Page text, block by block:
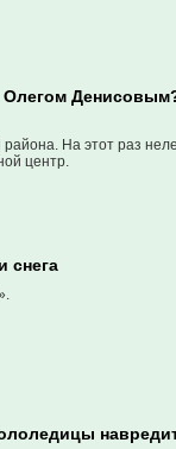
На этот раз
центр.
снега